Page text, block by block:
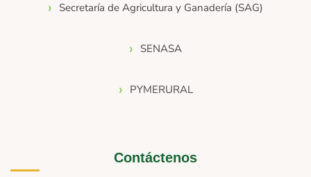
Secretaría de Agricultura y Ganadería (SAG)
SENASA
PYMERURAL
Contáctenos